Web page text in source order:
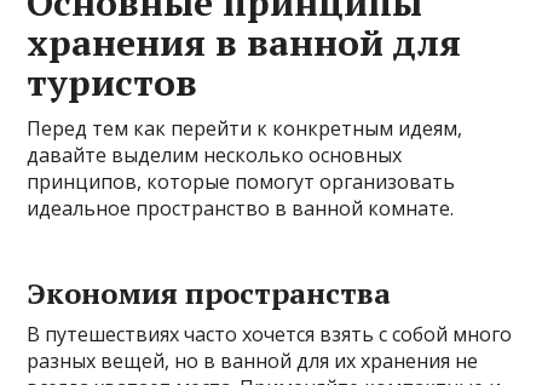
хранения в ванной для
туристов
Перед тем как перейти к конкретным идеям,
давайте выделим несколько основных
принципов, которые помогут организовать
идеальное пространство в ванной комнате.
Экономия пространства
В путешествиях часто хочется взять с собой много
разных вещей, но в ванной для их хранения не